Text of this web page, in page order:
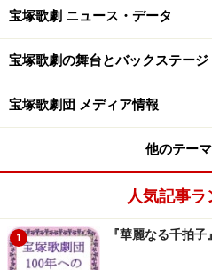
ルミエール 宙組『異人たちの
14日(水)【雪組】早霧せいな
への招待『Greatest HITS！
16日(金)【月組】愛希れいか
16日(金)【OG】映美くらら
ンス 赤い霊柩車37」
宝塚歌劇 ニュース・データ
宝塚歌劇の舞台とバックステージ
宝塚歌劇団 メディア情報
他のテー
人気記事ラ
1 『華麗なる千拍